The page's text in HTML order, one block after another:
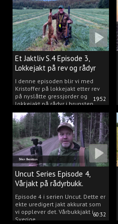
19:52
Et Jaktliv S.4 Episode 3,
Lokkejakt på rev og rådyr
2025.
I denne episoden blir vi med
Kristoffer på lokkejakt etter rev
på nyslåtte gressjorder og
lokkejakt på rådyr i brunsten.
60:32
Uncut Series Episode 4,
Vårjakt på rådyrbukk.
Episode 4 i serien Uncut. Dette er
ekte uredigert jakt akkurat som
vi opplever det. Vårbukkjakt i
Sverige.